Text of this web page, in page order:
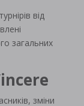
від
загальних
зміни